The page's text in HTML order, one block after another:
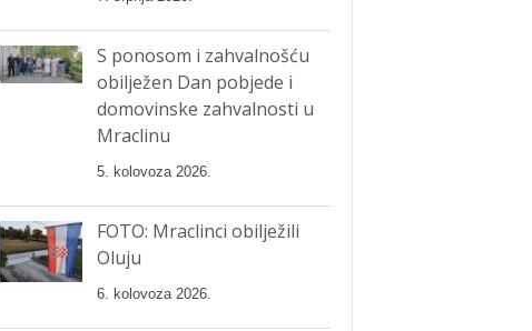
S ponosom i zahvalnošću
obilježen Dan pobjede i
domovinske zahvalnosti u
Mraclinu
5. kolovoza 2026.
FOTO: Mraclinci obilježili
Oluju
6. kolovoza 2026.